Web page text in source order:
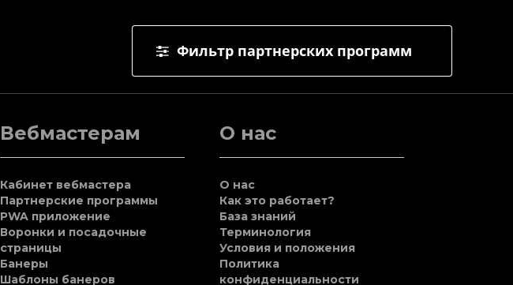
Фильтр партнерских программ
Вебмастерам
Кабинет вебмастера
Партнерские программы
PWA приложение
Воронки и посадочные
страницы
Банеры
Шаблоны банеров
О нас
О нас
Как это работает?
База знаний
Терминология
Условия и положения
Политика
конфиденциальности